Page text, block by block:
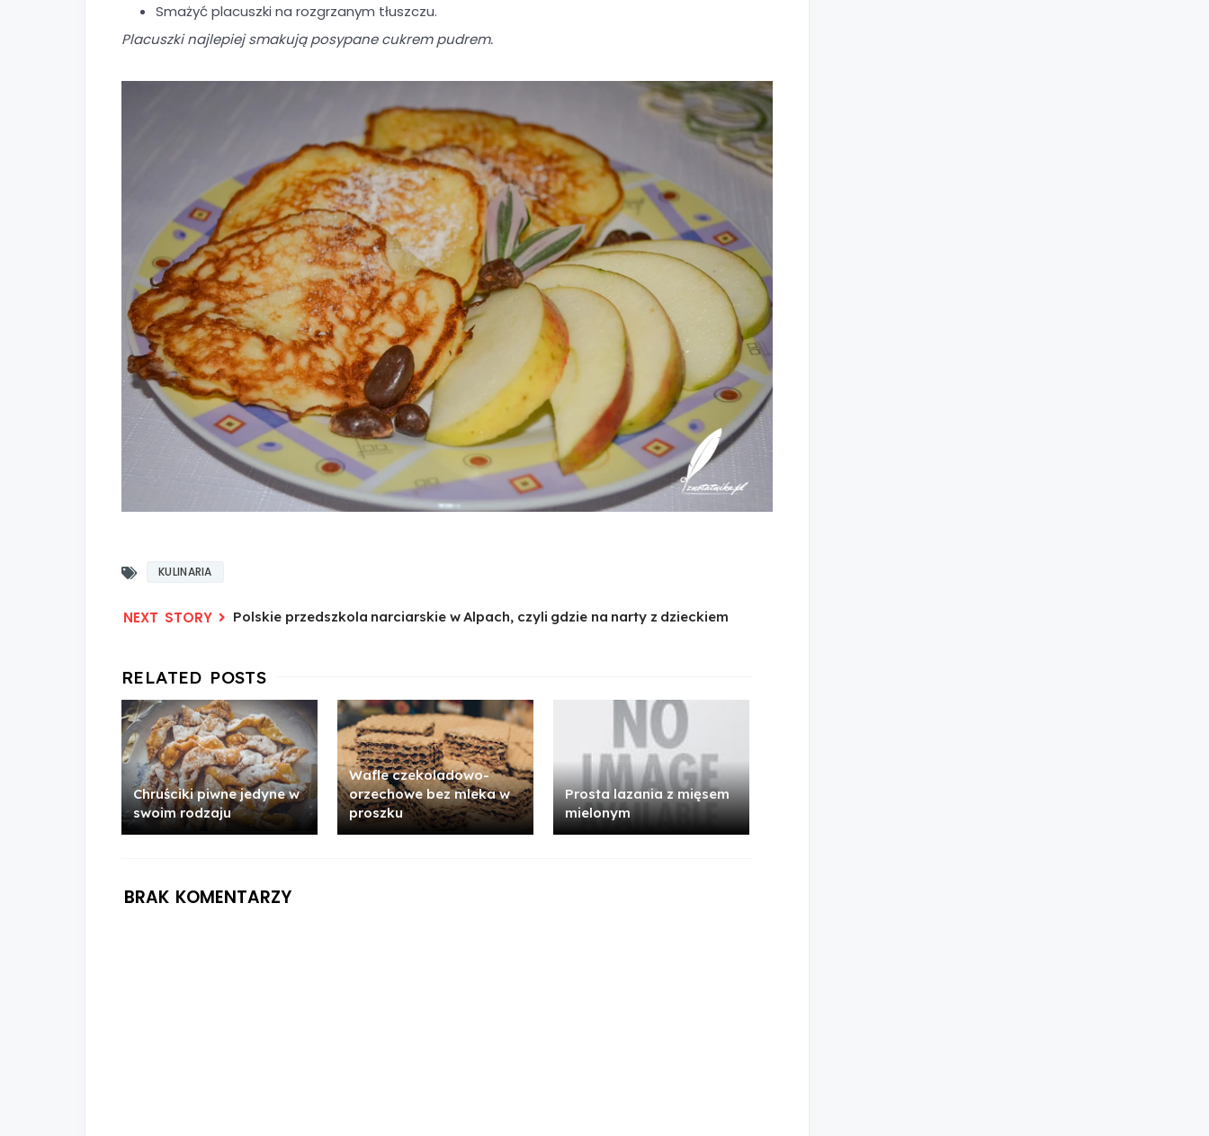
Smażyć placuszki na rozgrzanym tłuszczu.
Placuszki najlepiej smakują posypane cukrem pudrem.
KULINARIA
Polskie przedszkola narciarskie w Alpach, czyli gdzie na narty z dzieckiem
Chruściki piwne jedyne w
swoim rodzaju
Wafle czekoladowo-
orzechowe bez mleka w
proszku
Prosta lazania z mięsem
mielonym
BRAK KOMENTARZY